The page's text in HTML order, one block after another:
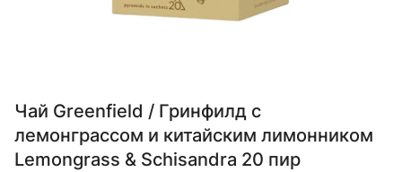
Чай Greenfield / Гринфилд с
лемонграссом и китайским лимонником
Lemongrass & Schisandra 20 пир